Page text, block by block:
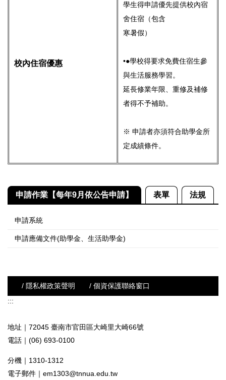
校內住宿優惠
學生得申請優先提供校內宿
舍住宿（包含
寒暑假）
•●學校得要求免費住宿生參
與生活服務學習。
延長修業年限、重修及補修
者得不予補助。
※ 申請者亦須符合助學金所
定成績條件。
申請作業【每年9月依公告申請】 表單 法規
申請系統
申請應備文件(助學金、生活助學金)
/ 隱私權政策聲明
/ 個資保護聯絡窗口
:::
地址｜72045 臺南市官田區大崎里大崎66號
電話｜(06) 693-0100
分機｜1310-1312
電子郵件｜ em1303@tnnua.edu.tw